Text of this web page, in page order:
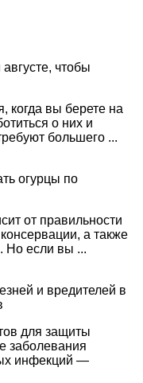
чтобы
когда вы берете на
о них и
большего ...
огурцы по
от правильности
а также
Но если вы ...
и вредителей в
для защиты
заболевания
инфекций —